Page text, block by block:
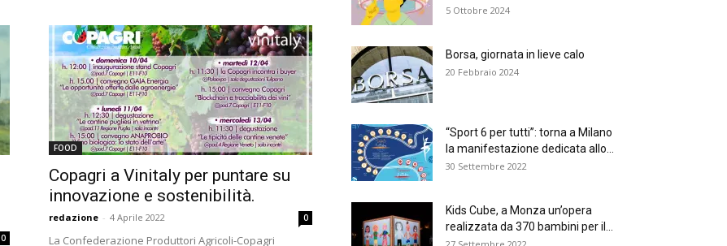
0
FOOD
Copagri a Vinitaly per puntare su
innovazione e sostenibilità.
redazione - 4 Aprile 2022 0
La Confederazione Produttori Agricoli-Copagri
5 Ottobre 2024
Borsa, giornata in lieve calo
20 Febbraio 2024
“Sport 6 per tutti”: torna a Milano
la manifestazione dedicata allo...
30 Settembre 2022
Kids Cube, a Monza un’opera
realizzata da 370 bambini per il...